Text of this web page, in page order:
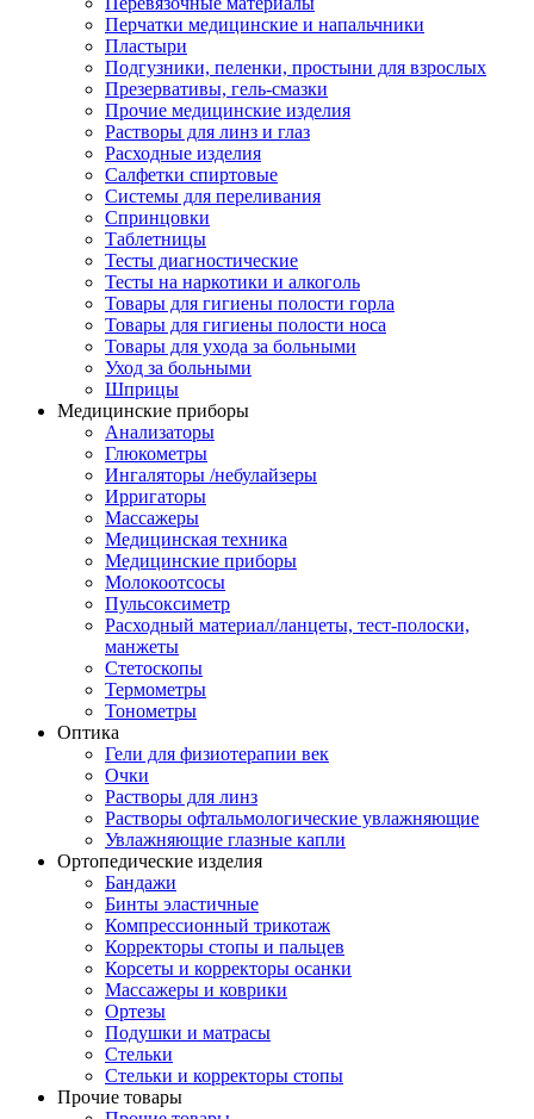
Перчатки медицинские и напальчники
Пластыри
Подгузники, пеленки, простыни для взрослых
Презервативы, гель-смазки
Прочие медицинские изделия
Растворы для линз и глаз
Расходные изделия
Салфетки спиртовые
Системы для переливания
Спринцовки
Таблетницы
Тесты диагностические
Тесты на наркотики и алкоголь
Товары для гигиены полости горла
Товары для гигиены полости носа
Товары для ухода за больными
Уход за больными
Шприцы
Медицинские приборы
Анализаторы
Глюкометры
Ингаляторы /небулайзеры
Ирригаторы
Массажеры
Медицинская техника
Медицинские приборы
Молокоотсосы
Пульсоксиметр
Расходный материал/ланцеты, тест-полоски,
манжеты
Стетоскопы
Термометры
Тонометры
Оптика
Гели для физиотерапии век
Очки
Растворы для линз
Растворы офтальмологические увлажняющие
Увлажняющие глазные капли
Ортопедические изделия
Бандажи
Бинты эластичные
Компрессионный трикотаж
Корректоры стопы и пальцев
Корсеты и корректоры осанки
Массажеры и коврики
Ортезы
Подушки и матрасы
Стельки
Стельки и корректоры стопы
Прочие товары